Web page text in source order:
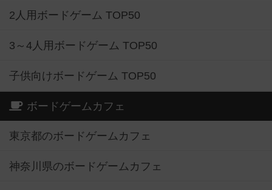
2人用ボードゲーム TOP50
3～4人用ボードゲーム TOP50
子供向けボードゲーム TOP50
ボードゲームカフェ
東京都のボードゲームカフェ
神奈川県のボードゲームカフェ